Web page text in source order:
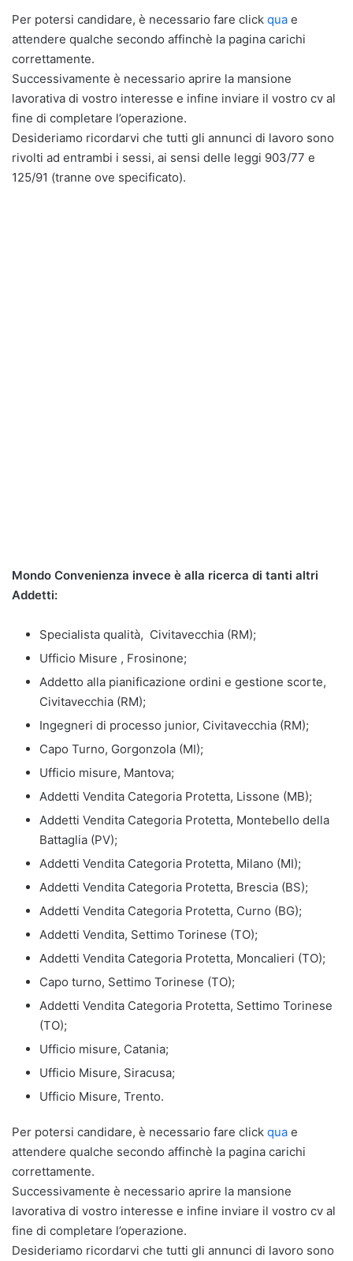
Per potersi candidare, è necessario fare click qua e
attendere qualche secondo affinchè la pagina carichi
correttamente.
Successivamente è necessario aprire la mansione
lavorativa di vostro interesse e infine inviare il vostro cv al
fine di completare l’operazione.
Desideriamo ricordarvi che tutti gli annunci di lavoro sono
rivolti ad entrambi i sessi, ai sensi delle leggi 903/77 e
125/91 (tranne ove specificato).
Mondo Convenienza invece è alla ricerca di tanti altri
Addetti:
Specialista qualità, Civitavecchia (RM);
Ufficio Misure , Frosinone;
Addetto alla pianificazione ordini e gestione scorte,
Civitavecchia (RM);
Ingegneri di processo junior, Civitavecchia (RM);
Capo Turno, Gorgonzola (MI);
Ufficio misure, Mantova;
Addetti Vendita Categoria Protetta, Lissone (MB);
Addetti Vendita Categoria Protetta, Montebello della
Battaglia (PV);
Addetti Vendita Categoria Protetta, Milano (MI);
Addetti Vendita Categoria Protetta, Brescia (BS);
Addetti Vendita Categoria Protetta, Curno (BG);
Addetti Vendita, Settimo Torinese (TO);
Addetti Vendita Categoria Protetta, Moncalieri (TO);
Capo turno, Settimo Torinese (TO);
Addetti Vendita Categoria Protetta, Settimo Torinese
(TO);
Ufficio misure, Catania;
Ufficio Misure, Siracusa;
Ufficio Misure, Trento.
Per potersi candidare, è necessario fare click qua e
attendere qualche secondo affinchè la pagina carichi
correttamente.
Successivamente è necessario aprire la mansione
lavorativa di vostro interesse e infine inviare il vostro cv al
fine di completare l’operazione.
Desideriamo ricordarvi che tutti gli annunci di lavoro sono